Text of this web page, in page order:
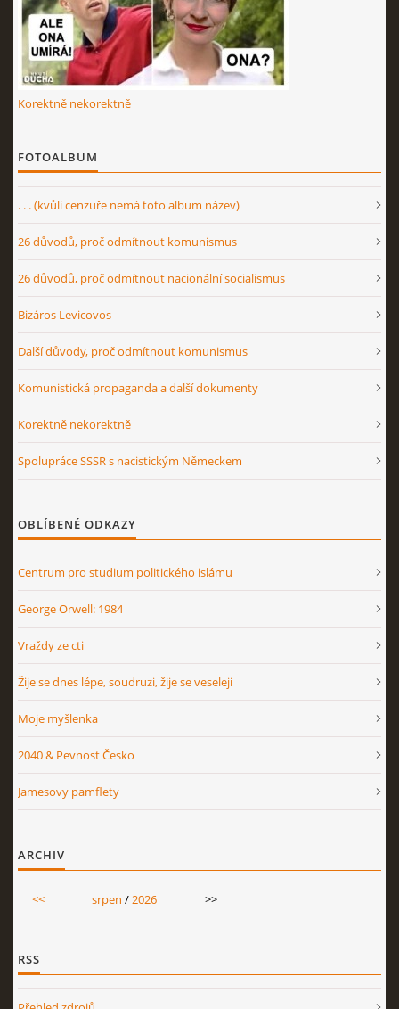
Korektně nekorektně
FOTOALBUM
. . . (kvůli cenzuře nemá toto album název)
26 důvodů, proč odmítnout komunismus
26 důvodů, proč odmítnout nacionální socialismus
Bizáros Levicovos
Další důvody, proč odmítnout komunismus
Komunistická propaganda a další dokumenty
Korektně nekorektně
Spolupráce SSSR s nacistickým Německem
OBLÍBENÉ ODKAZY
Centrum pro studium politického islámu
George Orwell: 1984
Vraždy ze cti
Žije se dnes lépe, soudruzi, žije se veseleji
Moje myšlenka
2040 & Pevnost Česko
Jamesovy pamflety
ARCHIV
<< srpen /2026 >>
RSS